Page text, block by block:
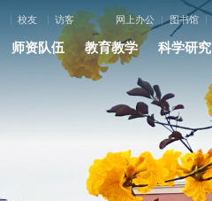
校友 访客 网上办公 图书馆
师资队伍 教育教学 科学研究